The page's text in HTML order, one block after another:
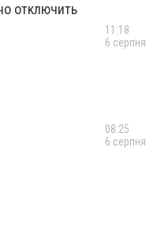
отключить
11:18
6 серпня
08:25
6 серпня